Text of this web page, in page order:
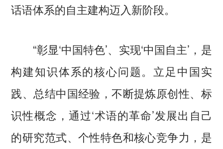
话语体系的自主建构迈入新阶段。
“彰显‘中国特色’、实现‘中国自主’，是
构建知识体系的核心问题。立足中国实
践、总结中国经验，不断提炼原创性、标
识性概念，通过‘术语的革命’发展出自己
的研究范式、个性特色和核心竞争力，是